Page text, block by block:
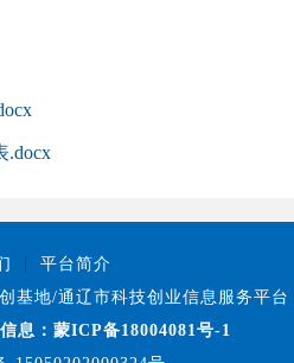
.docx
平台简介
基地/通辽市科技创业信息服务平台
息：蒙ICP备18004081号-1